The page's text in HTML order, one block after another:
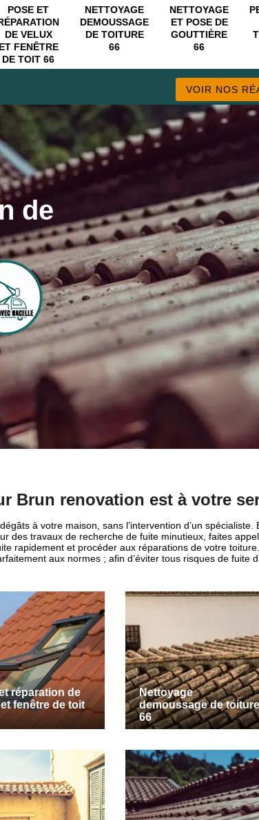
POSE ET
DE VELUX
ET FENÊTRE
DE TOIT 66
NETTOYAGE
DEMOUSSAGE
DE TOITURE
66
NETTOYAGE
ET POSE DE
GOUTTIÈRE
66
VOIR NOS
de
Brun renovation est à votre
à votre maison, sans l’intervention d’un
des travaux de recherche de fuite minutieux, faites
rapidement et procéder aux réparations de votre
aux normes ; afin d’éviter tous risques de fuite
réparation de
fenêtre de toit
Nettoyage
demoussage de toiture
66